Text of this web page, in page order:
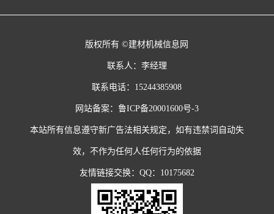
版权所有 ©建材机械信息网
联系人：李经理
联系电话：15244385908
网站备案： 鲁ICP备20001600号-3
本站所有信息遵守新广告法相关规定，如有违禁词自动失
效，不作为任何人任何行为的依据
友情链接交换：QQ：10175682